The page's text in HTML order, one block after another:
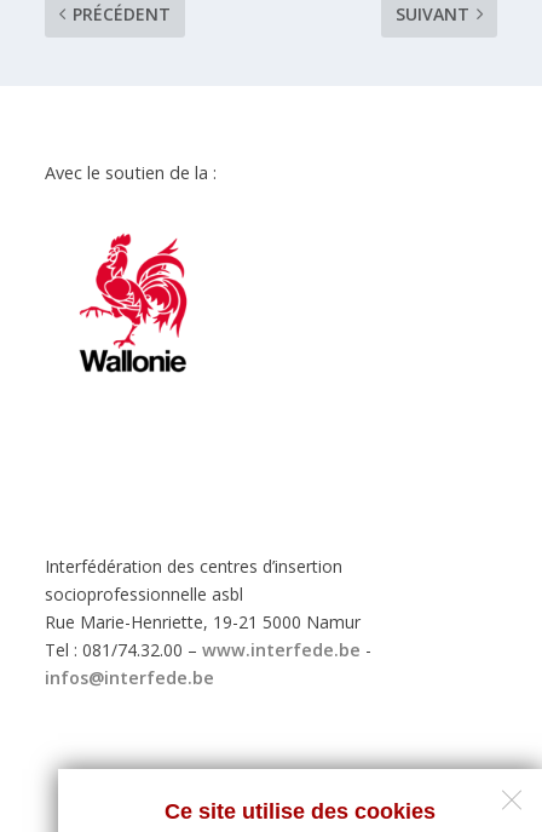
Ce site utilise des cookies
PRÉCÉDENT
SUIVANT
Avec le soutien de la :
Interfédération des centres d’insertion
socioprofessionnelle asbl
Rue Marie-Henriette, 19-21 5000 Namur
Tel : 081/74.32.00 –www.interfede.be -
infos@interfede.be